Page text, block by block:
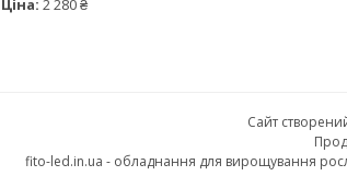
Ціна: 2 280 ₴
Сайт